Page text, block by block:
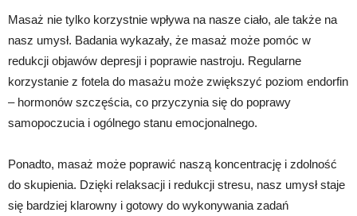
Masaż nie tylko korzystnie wpływa na nasze ciało, ale także na
nasz umysł. Badania wykazały, że masaż może pomóc w
redukcji objawów depresji i poprawie nastroju. Regularne
korzystanie z fotela do masażu może zwiększyć poziom endorfin
– hormonów szczęścia, co przyczynia się do poprawy
samopoczucia i ogólnego stanu emocjonalnego.
Ponadto, masaż może poprawić naszą koncentrację i zdolność
do skupienia. Dzięki relaksacji i redukcji stresu, nasz umysł staje
się bardziej klarowny i gotowy do wykonywania zadań